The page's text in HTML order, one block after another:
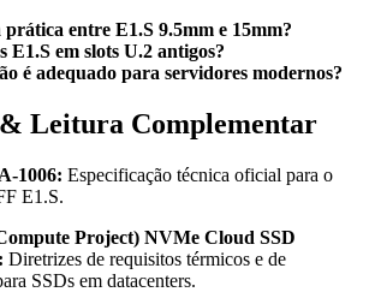
entre E1.S 9.5mm e 15mm?
E1.S em slots U.2 antigos?
é adequado para servidores modernos?
Leitura Complementar
1006: Especificação técnica oficial para o
E1.S.
Project) NVMe Cloud SSD
Diretrizes de requisitos térmicos e de
SSDs em datacenters.